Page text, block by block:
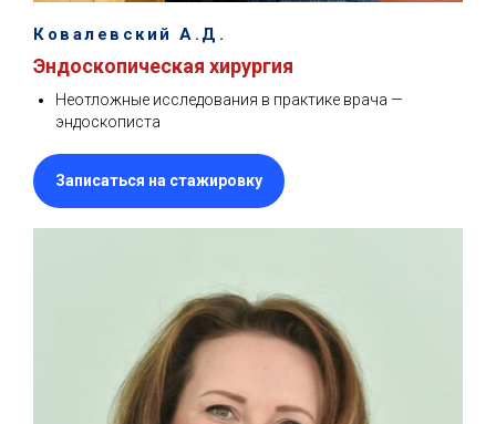
Ковалевский А.Д.
Эндоскопическая хирургия
Неотложные исследования в практике врача —
эндоскописта
Записаться на стажировку